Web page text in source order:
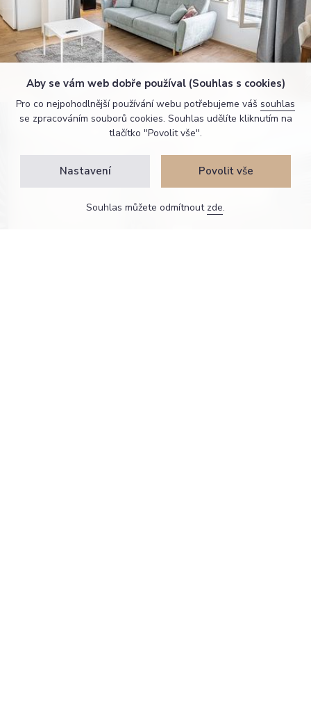
Aby se vám web dobře používal (Souhlas s cookies)
Pro co nejpohodlnější používání webu potřebujeme váš souhlas
se zpracováním souborů cookies. Souhlas udělíte kliknutím na
tlačítko "Povolit vše".
Povolit vše
Nastavení
Souhlas můžete odmítnout zde.